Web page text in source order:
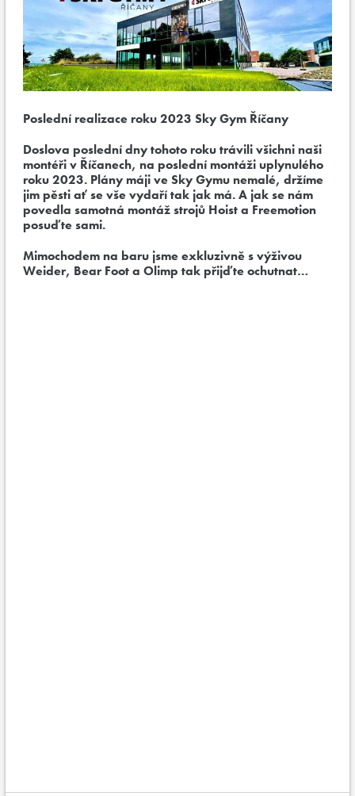
Poslední realizace roku 2023 Sky Gym Říčany
Doslova poslední dny tohoto roku trávili všichni naši
montéři v Říčanech, na poslední montáži uplynulého
roku 2023. Plány máji ve Sky Gymu nemalé, držíme
jim pěsti ať se vše vydaří tak jak má. A jak se nám
povedla samotná montáž strojů Hoist a Freemotion
posuďte sami.
Mimochodem na baru jsme exkluzivně s výživou
Weider, Bear Foot a Olimp tak přijďte ochutnat…